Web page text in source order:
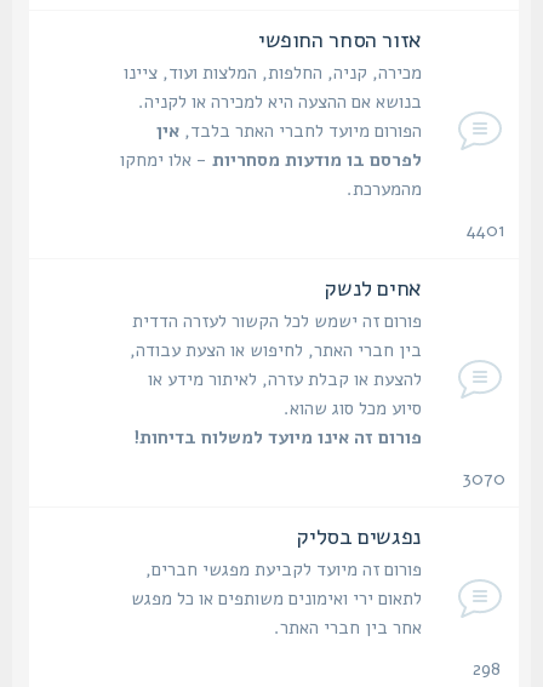
אזור הסחר החופשי
מכירה, קניה, החלפות, המלצות ועוד, ציינו
בנושא אם ההצעה היא למכירה או לקניה.
הפורום מיועד לחברי האתר בלבד,אין
לפרסם בו מודעות מסחריות- אלו ימחקו
מהמערכת.
אחים לנשק
פורום זה ישמש לכל הקשור לעזרה הדדית
בין חברי האתר, לחיפוש או הצעת עבודה,
להצעת או קבלת עזרה, לאיתור מידע או
סיוע מכל סוג שהוא.
פורום זה אינו מיועד למשלוח בדיחות!
3070
נפגשים בסליק
פורום זה מיועד לקביעת מפגשי חברים,
לתאום ירי ואימונים משותפים או כל מפגש
אחר בין חברי האתר.